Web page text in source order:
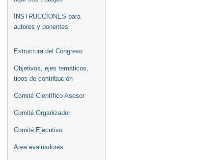
INSTRUCCIONES para
autores y ponentes
Estructura del Congreso
Objetivos, ejes temáticos,
tipos de contribución
Comité Científico Asesor
Comité Organizador
Comité Ejecutivo
Area evaluadores